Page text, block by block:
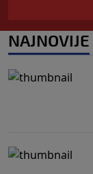
NAJNOVIJE